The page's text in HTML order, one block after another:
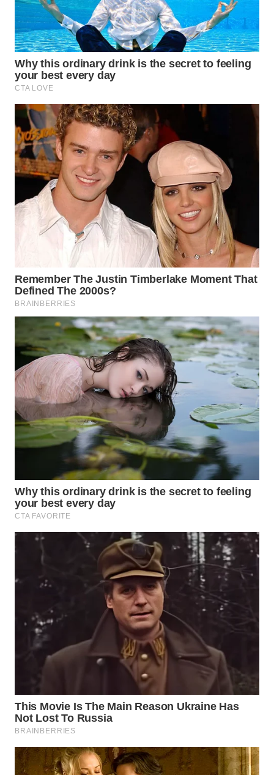
WN DELI
SERDANG
WN
TEBING
TINGGI
WN
PAKPAK
WN
KARAWANG
WN
BEKASI
WN
DEPOK
WN
TAPANULI
UTARA
WN
SAMOSIR
WN
WN
SUMEDANG
WN
CIANJUR
WN
SERIBU
WN
TANGERANG
WN
BINJAI
CIREBON